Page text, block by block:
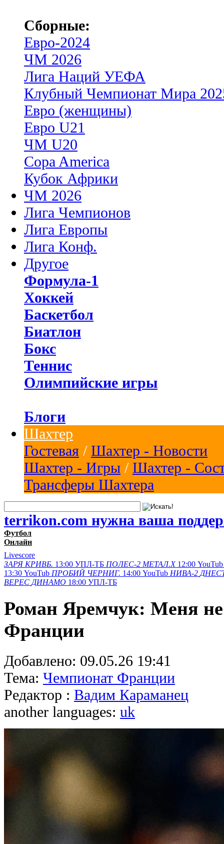
Сборные:
Евро-2024
ЧМ 2026
Лига Наций УЕФА
Клубный Чемпионат Мира
Евро (женщины)
Евро U21
ЧМ U20
Copa America
Кубок Африки
ЧМ 2026
Лига Чемпионов
Лига Европы
Лига Конф.
Другое
Формула-1
Хоккей
Баскетбол
Биатлон
Бокс
Теннис
Олимпийские игры
Блоги
Шахтер
Гостевая / Шахтер - Новости
Шахтер - Игры / Шахтер -
Трансферы Шахтера
terrikon.com нужна ваша
Футбол
Онлайн
Livescore
ЗАРЯ КРИВБ. 13:00 УПЛ-ТБ ПОЛЕС-2 МЕТАЛ.Х 12:00 YouTub
13:30 YouTub ПРОБИЙ ЧЕРНИГ. 14:00 YouTub НИВА-2
ВЕРЕС ДИНАМО 18:00 УПЛ-ТБ
Роман Яремчук: Меня не
Франции
Добавлено: 09.05.26 19:41
Тема: Чемпионат Франции
Редактор : Вадим Караманец
another languages: uk